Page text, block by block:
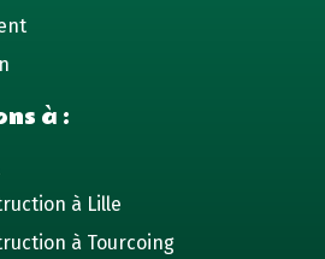
à :
à Lille
à Tourcoing